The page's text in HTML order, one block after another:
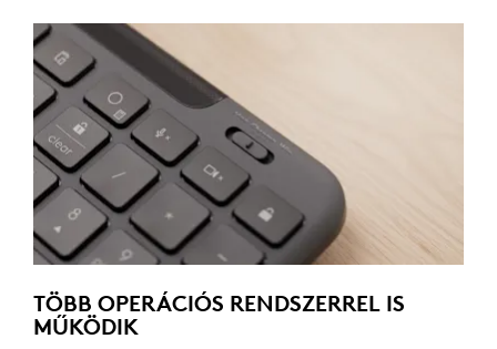
TÖBB OPERÁCIÓS RENDSZERREL IS
MŰKÖDIK